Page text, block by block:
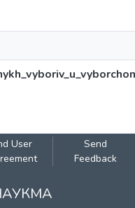
User
Send
Feedback